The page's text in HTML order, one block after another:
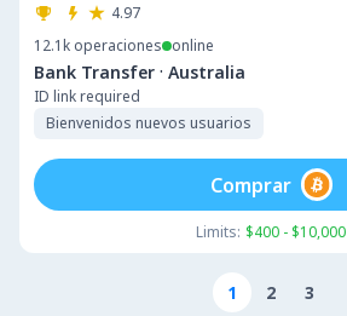
4.97
12.1k operaciones online
Bank Transfer · Australia
ID link required
Bienvenidos nuevos usuarios
Limits: $400 - $10,000
Comprar
1 2 3